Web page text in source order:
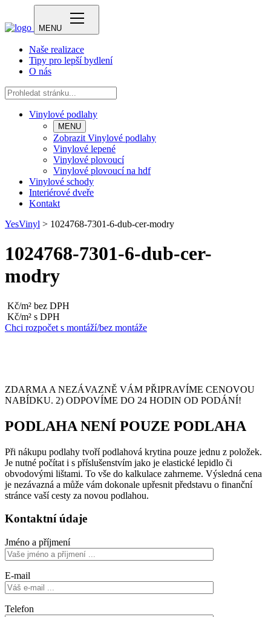
MENU
Naše realizace
Tipy pro lepší bydlení
O nás
Vinylové podlahy
MENU
Zobrazit Vinylové podlahy
Vinylové lepené
Vinylové plovoucí
Vinylové plovoucí na hdf
Vinylové schody
Interiérové dveře
Kontakt
YesVinyl > 1024768-7301-6-dub-cer-modry
1024768-7301-6-dub-cer-
modry
Kč/m² bez DPH
Kč/m² s DPH
Chci rozpočet s montáží/bez montáže
ZDARMA A NEZÁVAZNĚ VÁM PŘIPRAVÍME CENOVOU
NABÍDKU. 2) ODPOVÍME DO 24 HODIN OD PODÁNÍ!
PODLAHA NENÍ POUZE PODLAHA
Při nákupu podlahy tvoří podlahová krytina pouze jednu z položek.
Je nutné počítat i s příslušenstvím jako je elastické lepidlo či
obvodovými lištami. To vše do kalkulace zahrneme. Výsledná cena
je nezávazná a může vám dokonale upřesnit představu o finanční
stránce vaší cesty za novou podlahou.
Kontaktní údaje
Jméno a příjmení
E-mail
Telefon